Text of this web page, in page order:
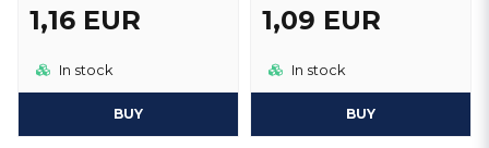
1,16 EUR
In stock
BUY
1,09 EUR
In stock
BUY